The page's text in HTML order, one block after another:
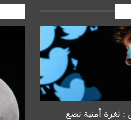
ثغرة أمنية تضع
أخبار المرجعية